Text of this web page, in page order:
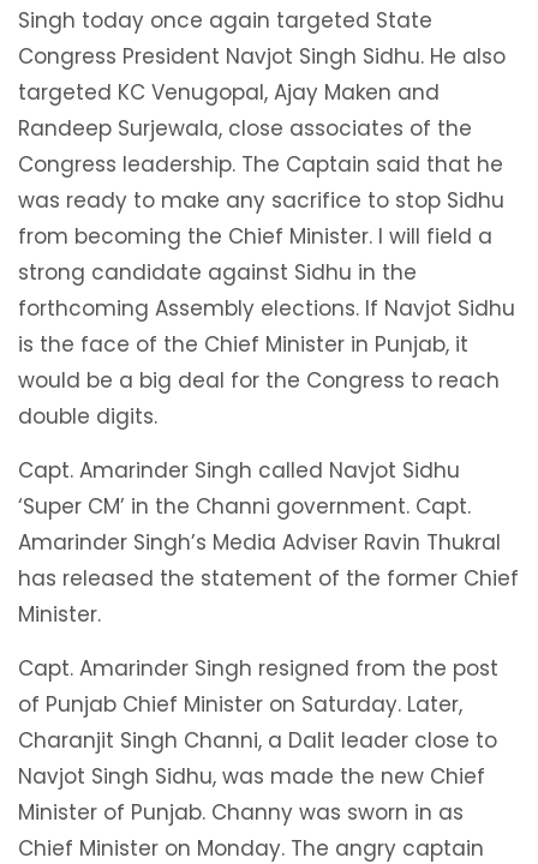
Singh today once again targeted State
Congress President Navjot Singh Sidhu. He also
targeted KC Venugopal, Ajay Maken and
Randeep Surjewala, close associates of the
Congress leadership. The Captain said that he
was ready to make any sacrifice to stop Sidhu
from becoming the Chief Minister. I will field a
strong candidate against Sidhu in the
forthcoming Assembly elections. If Navjot Sidhu
is the face of the Chief Minister in Punjab, it
would be a big deal for the Congress to reach
double digits.
Capt. Amarinder Singh called Navjot Sidhu
‘Super CM’ in the Channi government. Capt.
Amarinder Singh’s Media Adviser Ravin Thukral
has released the statement of the former Chief
Minister.
Capt. Amarinder Singh resigned from the post
of Punjab Chief Minister on Saturday. Later,
Charanjit Singh Channi, a Dalit leader close to
Navjot Singh Sidhu, was made the new Chief
Minister of Punjab. Channy was sworn in as
Chief Minister on Monday. The angry captain